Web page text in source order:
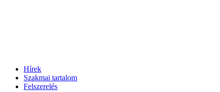
Hírek
Szakmai tartalom
Felszerelés